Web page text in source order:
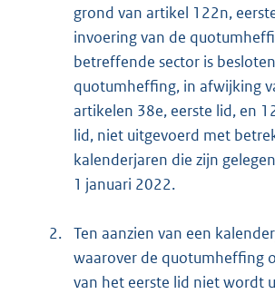
grond van artikel 122n,
invoering van de
betreffende sector is
quotumheffing, in afwijking
artikelen 38e, eerste lid, en
lid, niet uitgevoerd met
kalenderjaren die zijn
1 januari 2022.
2. Ten aanzien van een
waarover de quotumheffing
van het eerste lid niet wordt